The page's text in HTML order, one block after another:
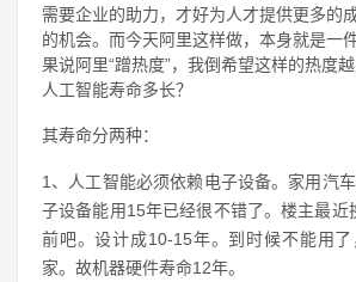
需要企业的助力，才好为人才提供更多的
的机会。而今天阿里这样做，本身就是一
果说阿里“蹭热度”，我倒希望这样的热度越
人工智能寿命多长？
其寿命分两种：
1、人工智能必须依赖电子设备。家用汽
子设备能用15年已经很不错了。楼主最近
前吧。设计成10-15年。到时候不能用
家。故机器硬件寿命12年。